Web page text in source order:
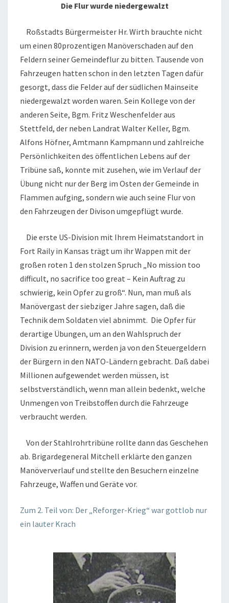
Die Flur wurde niedergewalzt
Roßstadts Bürgermeister Hr. Wirth brauchte nicht
um einen 80prozentigen Manöverschaden auf den
Feldern seiner Gemeindeflur zu bitten. Tausende von
Fahrzeugen hatten schon in den letzten Tagen dafür
gesorgt, dass die Felder auf der südlichen Mainseite
niedergewalzt worden waren. Sein Kollege von der
anderen Seite, Bgm. Fritz Weschenfelder aus
Stettfeld, der neben Landrat Walter Keller, Bgm.
Alfons Höfner, Amtmann Kampmann und zahlreiche
Persönlichkeiten des öffentlichen Lebens auf der
Tribüne saß, konnte mit zusehen, wie im Verlauf der
Übung nicht nur der Berg im Osten der Gemeinde in
Flammen aufging, sondern wie auch seine Flur von
den Fahrzeugen der Divison umgepflügt wurde.
Die erste US-Division mit Ihrem Heimatstandort in
Fort Raily in Kansas trägt um ihr Wappen mit der
großen roten 1 den stolzen Spruch „No mission too
difficult, no sacrifice too great – Kein Auftrag zu
schwierig, kein Opfer zu groß“. Nun, man muß als
Manövergast der siebziger Jahre sagen, daß die
Technik dem Soldaten viel abnimmt. Die Opfer für
derartige Übungen, um an den Wahlspruch der
Division zu erinnern, werden ja von den Steuergeldern
der Bürgern in den NATO-Ländern gebracht. Daß dabei
Millionen aufgewendet werden müssen, ist
selbstverständlich, wenn man allein bedenkt, welche
Unmengen von Treibstoffen durch die Fahrzeuge
verbraucht werden.
Von der Stahlrohrtribüne rollte dann das Geschehen
ab. Brigardegeneral Mitchell erklärte den ganzen
Manöververlauf und stellte den Besuchern einzelne
Fahrzeuge, Waffen und Geräte vor.
Zum 2. Teil von: Der „Reforger-Krieg“ war gottlob nur
ein lauter Krach